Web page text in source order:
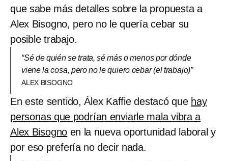
que sabe más detalles sobre la propuesta a
Alex Bisogno, pero no le quería cebar su
posible trabajo.
“Sé de quién se trata, sé más o menos por dónde
viene la cosa, pero no le quiero cebar (el trabajo)”
ALEX BISOGNO
En este sentido, Álex Kaffie destacó que hay
personas que podrían enviarle mala vibra a
Alex Bisogno en la nueva oportunidad laboral y
por eso prefería no decir nada.